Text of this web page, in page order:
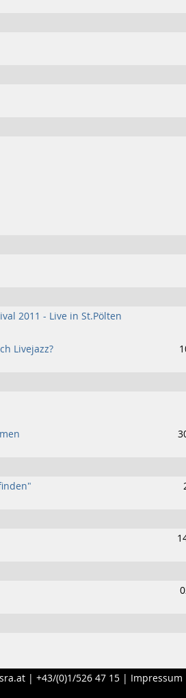
2011 - Live in St.Pölten
Livejazz?
| +43/(0)1/526 47 15 | Impressum